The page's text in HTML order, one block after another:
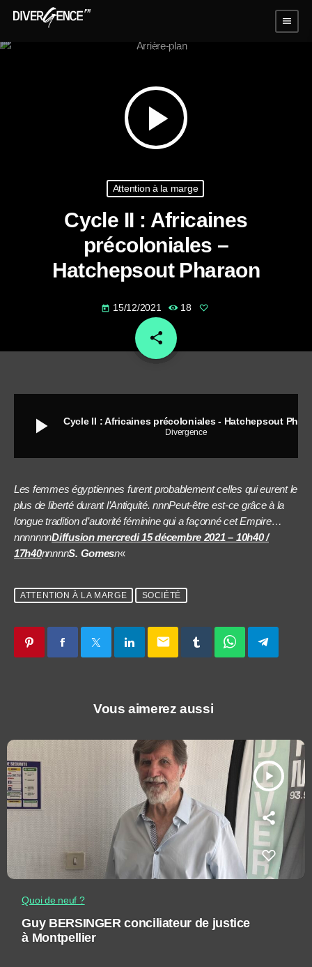
menu
play_arrow
Attention à la marge
Cycle II : Africaines
précoloniales –
Hatchepsout Pharaon
today 15/12/2021 18
share
email
play_arrow Divergence
Les femmes égyptiennes furent probablement celles qui eurent le
plus de liberté durant l’Antiquité. nnnPeut-être est-ce grâce à la
longue tradition d’autorité féminine qui a façonné cet Empire…
nnnnnnnDiffusion mercredi 15 décembre 2021 – 10h40 /
17h40nnnnnS. Gomesn«
ATTENTION À LA MARGE SOCIÉTÉ
email
Vous aimerez aussi
play_arrow
Quoi de neuf ?
Guy BERSINGER conciliateur de justice
à Montpellier